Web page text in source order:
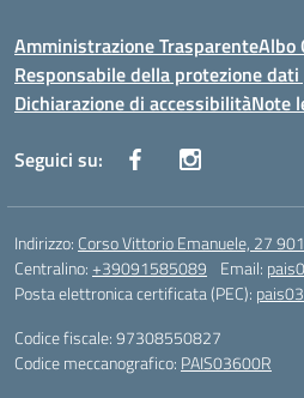
Amministrazione TrasparenteAlbo
Responsabile della protezione
Dichiarazione di accessibilitàNote
Seguici su:
Indirizzo: Corso Vittorio Emanuele, 27
Centralino:+39091585089 Email:
Posta elettronica certificata (PEC):
Codice fiscale: 97308550827
Codice meccanografico: PAIS03600R